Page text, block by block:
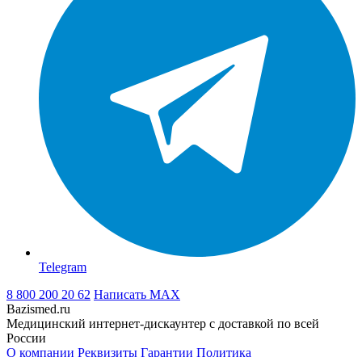
Telegram
8 800 200 20 62 Написать MAX
Bazismed.ru
Медицинский интернет-дискаунтер с доставкой по всей
России
О компании Реквизиты Гарантии Политика